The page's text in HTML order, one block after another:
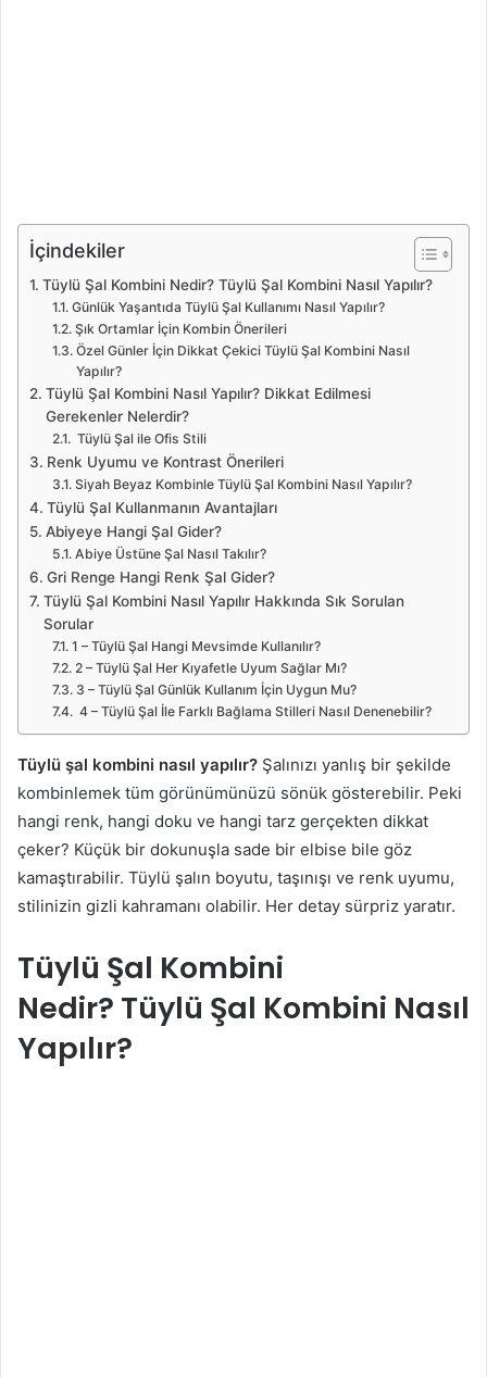
İçindekiler
Tüylü Şal Kombini Nedir? Tüylü Şal Kombini Nasıl Yapılır?
Günlük Yaşantıda Tüylü Şal Kullanımı Nasıl Yapılır?
Şık Ortamlar İçin Kombin Önerileri
Özel Günler İçin Dikkat Çekici Tüylü Şal Kombini Nasıl
Yapılır?
Tüylü Şal Kombini Nasıl Yapılır? Dikkat Edilmesi
Gerekenler Nelerdir?
Tüylü Şal ile Ofis Stili
Renk Uyumu ve Kontrast Önerileri
Siyah Beyaz Kombinle Tüylü Şal Kombini Nasıl Yapılır?
Tüylü Şal Kullanmanın Avantajları
Abiyeye Hangi Şal Gider?
Abiye Üstüne Şal Nasıl Takılır?
Gri Renge Hangi Renk Şal Gider?
Tüylü Şal Kombini Nasıl Yapılır Hakkında Sık Sorulan
Sorular
1 – Tüylü Şal Hangi Mevsimde Kullanılır?
2 – Tüylü Şal Her Kıyafetle Uyum Sağlar Mı?
3 – Tüylü Şal Günlük Kullanım İçin Uygun Mu?
4 – Tüylü Şal İle Farklı Bağlama Stilleri Nasıl Denenebilir?
Tüylü şal kombini nasıl yapılır? Şalınızı yanlış bir şekilde
kombinlemek tüm görünümünüzü sönük gösterebilir. Peki
hangi renk, hangi doku ve hangi tarz gerçekten dikkat
çeker? Küçük bir dokunuşla sade bir elbise bile göz
kamaştırabilir. Tüylü şalın boyutu, taşınışı ve renk uyumu,
stilinizin gizli kahramanı olabilir. Her detay sürpriz yaratır.
Tüylü Şal Kombini
Nedir? Tüylü Şal Kombini Nasıl
Yapılır?